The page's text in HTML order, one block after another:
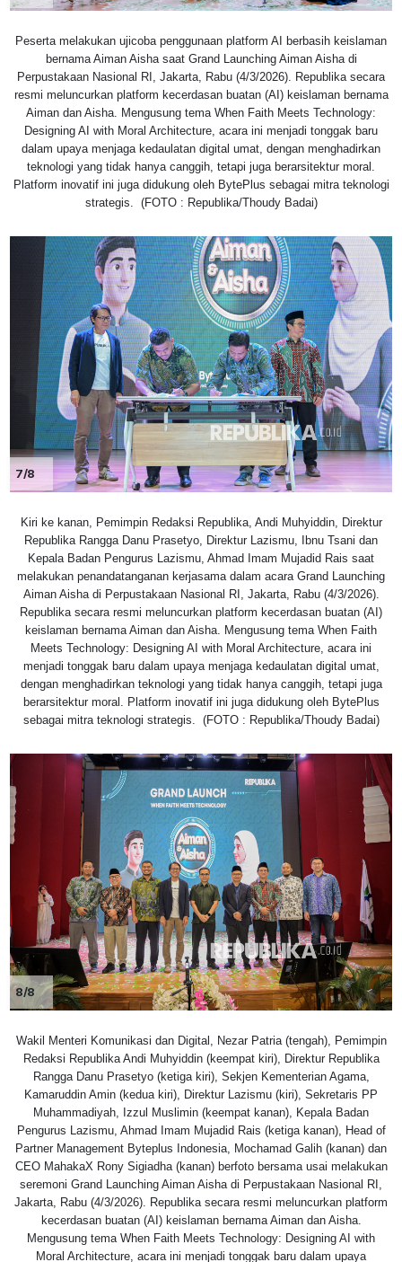
Peserta melakukan ujicoba penggunaan platform AI berbasih keislaman
bernama Aiman Aisha saat Grand Launching Aiman Aisha di
Perpustakaan Nasional RI, Jakarta, Rabu (4/3/2026). Republika secara
resmi meluncurkan platform kecerdasan buatan (AI) keislaman bernama
Aiman dan Aisha. Mengusung tema When Faith Meets Technology:
Designing AI with Moral Architecture, acara ini menjadi tonggak baru
dalam upaya menjaga kedaulatan digital umat, dengan menghadirkan
teknologi yang tidak hanya canggih, tetapi juga berarsitektur moral.
Platform inovatif ini juga didukung oleh BytePlus sebagai mitra teknologi
strategis. (FOTO : Republika/Thoudy Badai)
7/8
Kiri ke kanan, Pemimpin Redaksi Republika, Andi Muhyiddin, Direktur
Republika Rangga Danu Prasetyo, Direktur Lazismu, Ibnu Tsani dan
Kepala Badan Pengurus Lazismu, Ahmad Imam Mujadid Rais saat
melakukan penandatanganan kerjasama dalam acara Grand Launching
Aiman Aisha di Perpustakaan Nasional RI, Jakarta, Rabu (4/3/2026).
Republika secara resmi meluncurkan platform kecerdasan buatan (AI)
keislaman bernama Aiman dan Aisha. Mengusung tema When Faith
Meets Technology: Designing AI with Moral Architecture, acara ini
menjadi tonggak baru dalam upaya menjaga kedaulatan digital umat,
dengan menghadirkan teknologi yang tidak hanya canggih, tetapi juga
berarsitektur moral. Platform inovatif ini juga didukung oleh BytePlus
sebagai mitra teknologi strategis. (FOTO : Republika/Thoudy Badai)
8/8
Wakil Menteri Komunikasi dan Digital, Nezar Patria (tengah), Pemimpin
Redaksi Republika Andi Muhyiddin (keempat kiri), Direktur Republika
Rangga Danu Prasetyo (ketiga kiri), Sekjen Kementerian Agama,
Kamaruddin Amin (kedua kiri), Direktur Lazismu (kiri), Sekretaris PP
Muhammadiyah, Izzul Muslimin (keempat kanan), Kepala Badan
Pengurus Lazismu, Ahmad Imam Mujadid Rais (ketiga kanan), Head of
Partner Management Byteplus Indonesia, Mochamad Galih (kanan) dan
CEO MahakaX Rony Sigiadha (kanan) berfoto bersama usai melakukan
seremoni Grand Launching Aiman Aisha di Perpustakaan Nasional RI,
Jakarta, Rabu (4/3/2026). Republika secara resmi meluncurkan platform
kecerdasan buatan (AI) keislaman bernama Aiman dan Aisha.
Mengusung tema When Faith Meets Technology: Designing AI with
Moral Architecture, acara ini menjadi tonggak baru dalam upaya